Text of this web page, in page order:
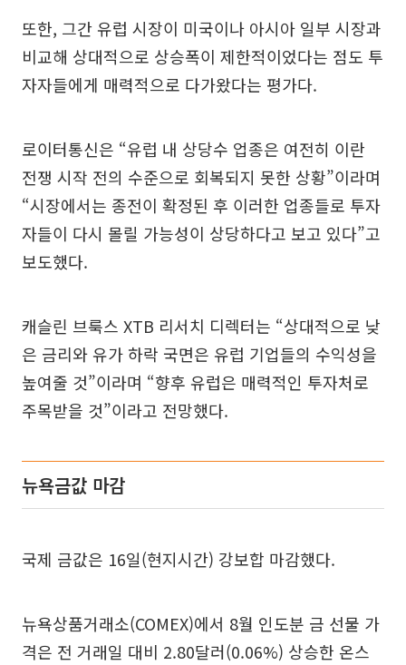
또한, 그간 유럽 시장이 미국이나 아시아 일부 시장과
비교해 상대적으로 상승폭이 제한적이었다는 점도 투
자자들에게 매력적으로 다가왔다는 평가다.
로이터통신은 “유럽 내 상당수 업종은 여전히 이란
전쟁 시작 전의 수준으로 회복되지 못한 상황”이라며
“시장에서는 종전이 확정된 후 이러한 업종들로 투자
자들이 다시 몰릴 가능성이 상당하다고 보고 있다”고
보도했다.
캐슬린 브룩스 XTB 리서치 디렉터는 “상대적으로 낮
은 금리와 유가 하락 국면은 유럽 기업들의 수익성을
높여줄 것”이라며 “향후 유럽은 매력적인 투자처로
주목받을 것”이라고 전망했다.
뉴욕금값 마감
국제 금값은 16일(현지시간) 강보합 마감했다.
뉴욕상품거래소(COMEX)에서 8월 인도분 금 선물 가
격은 전 거래일 대비 2.80달러(0.06%) 상승한 온스